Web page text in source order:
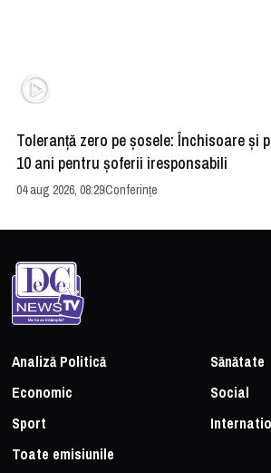
Toleranță zero pe șosele: Închisoare și
10 ani pentru șoferii iresponsabili
04 aug 2026, 08:29Conferințe
Analiză Politică
Sănătate
Economic
Social
Sport
Toate emisiunile